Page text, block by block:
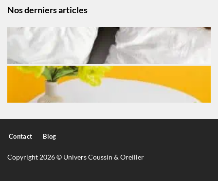
Nos derniers articles
Contact Blog
Copyright 2026 © Univers Coussin & Oreiller